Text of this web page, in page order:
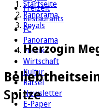
Freizeit
Restaurants
FC
Panorama
Politik
Wirtschaft
Kultur
Rätsel
Newsletter
E-Paper
Startseite
Panorama
Royals
Herzogin
Spitze